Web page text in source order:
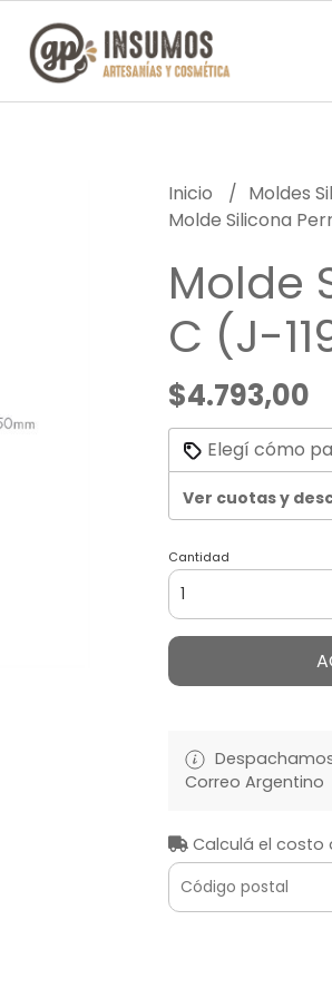
Inicio Moldes
Molde Silicona
Molde
C (J-
$4.793,00
Elegí cómo
Ver cuotas y
Cantidad
Correo Argentino
Calculá el costo